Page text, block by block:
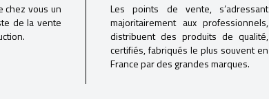
chez vous un
de la vente
Les points de vente, s’adressant
majoritairement aux professionnels,
distribuent des produits de qualité,
certifiés, fabriqués le plus souvent en
France par des grandes marques.